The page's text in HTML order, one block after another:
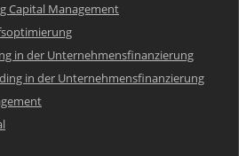
Capital Management
in der Unternehmensfinanzierung
in der Unternehmensfinanzierung